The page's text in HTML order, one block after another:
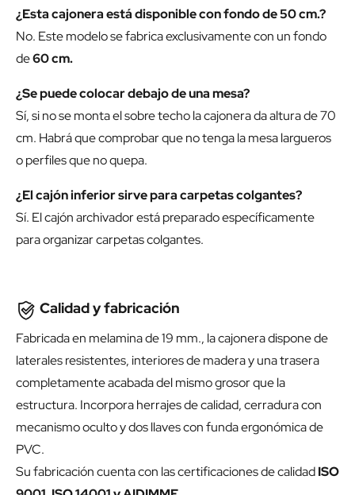
¿Esta cajonera está disponible con fondo de 50 cm.?
No. Este modelo se fabrica exclusivamente con un fondo
de60 cm.
¿Se puede colocar debajo de una mesa?
Sí, si no se monta el sobre techo la cajonera da altura de 70
cm. Habrá que comprobar que no tenga la mesa largueros
o perfiles que no quepa.
¿El cajón inferior sirve para carpetas colgantes?
Sí. El cajón archivador está preparado específicamente
para organizar carpetas colgantes.
Calidad y fabricación
Fabricada en melamina de 19 mm., la cajonera dispone de
laterales resistentes, interiores de madera y una trasera
completamente acabada del mismo grosor que la
estructura. Incorpora herrajes de calidad, cerradura con
mecanismo oculto y dos llaves con funda ergonómica de
PVC.
Su fabricación cuenta con las certificaciones de calidadISO